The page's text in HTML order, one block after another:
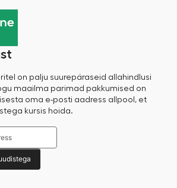
on palju suurepäraseid allahindlusi
maailma parimad pakkumised on
oma e-posti aadress allpool, et
kursis hoida.